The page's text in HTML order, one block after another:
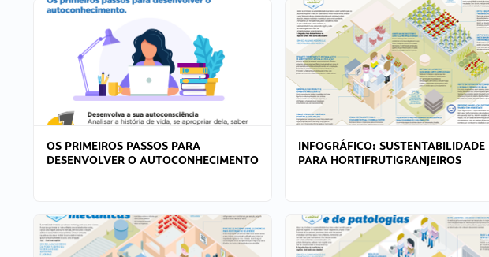
OS PRIMEIROS PASSOS PARA
DESENVOLVER O AUTOCONHECIMENTO
INFOGRÁFICO: SUSTENTABILIDADE
PARA HORTIFRUTIGRANJEIROS